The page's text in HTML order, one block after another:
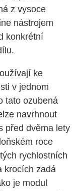
z vysoce
nástrojem
konkrétní
ke
v jednom
tato ozubená
navrhnout
před dvěma lety
roce
rychlostních
krocích zadá
je modul